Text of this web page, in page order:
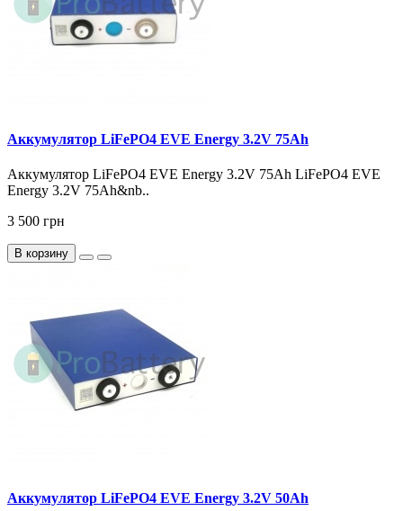
Аккумулятор LiFePO4 EVE Energy 3.2V 75Ah
Аккумулятор LiFePO4 EVE Energy 3.2V 75Ah LiFePO4 EVE
Energy 3.2V 75Ah&nb..
3 500 грн
В корзину
Аккумулятор LiFePO4 EVE Energy 3.2V 50Ah